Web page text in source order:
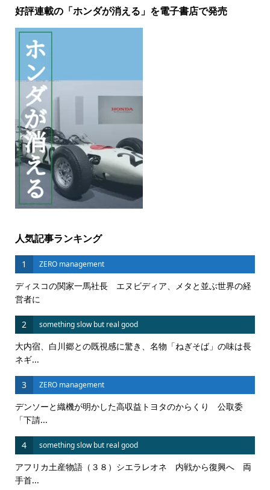
好評連載の「ホンダが消える」を電子書店で発売
人気記事ランキング
1 ZERO management
ディスコの関家一馬社長 エヌビディア、メタと並ぶ世界の経
営者に
2 something slow but real good
大内宿、白川郷との既視感に驚き、名物「ねぎそば」の味は長
ネギ...
3 ZERO management
デンソーと織機が明かした高収益トヨタのからくり 公取委
「下請...
4 something slow but real good
アフリカ土産物語（３８）シエラレオネ 内戦から復興へ 両
手首...